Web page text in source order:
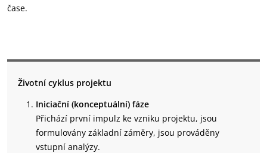
čase.
Životní cyklus projektu
Iniciační (konceptuální) fáze
Přichází první impulz ke vzniku projektu, jsou
formulovány základní záměry, jsou prováděny
vstupní analýzy.